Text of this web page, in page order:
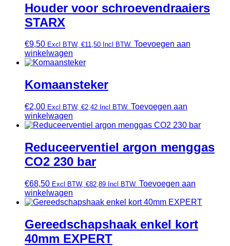
Houder voor schroevendraaiers
STARX
€9,50 Excl BTW, €11,50 Incl BTW. Toevoegen aan
winkelwagen
Komaansteker
€2,00 Excl BTW, €2,42 Incl BTW. Toevoegen aan
winkelwagen
Reduceerventiel argon menggas
CO2 230 bar
€68,50 Excl BTW, €82,89 Incl BTW. Toevoegen aan
winkelwagen
Gereedschapshaak enkel kort
40mm EXPERT